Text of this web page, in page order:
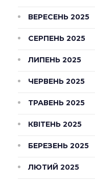
ВЕРЕСЕНЬ 2025
СЕРПЕНЬ 2025
ЛИПЕНЬ 2025
ЧЕРВЕНЬ 2025
ТРАВЕНЬ 2025
КВІТЕНЬ 2025
БЕРЕЗЕНЬ 2025
ЛЮТИЙ 2025